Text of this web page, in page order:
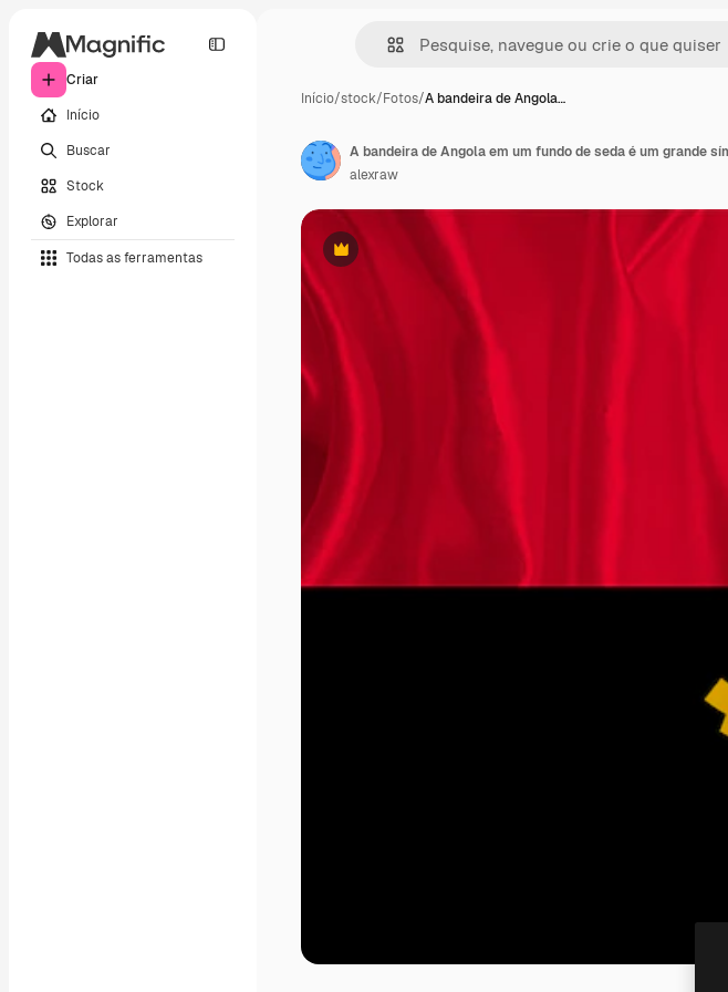
Criar
Início
Buscar
Stock
Explorar
Todas as ferramentas
Início/stock/Fotos/A bandeira de Angola…
Premium
alexraw